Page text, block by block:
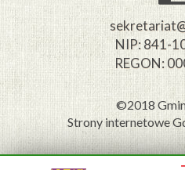
NIP: 841-
REGON:
©2018
Strony internetowe